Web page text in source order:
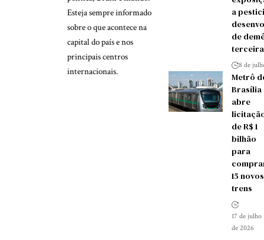
Esteja sempre informado
sobre o que acontece na
capital do país e nos
principais centros
internacionais.
a
de
8 de
Metrô
Brasília
abre
de R$ 1
bilhão
para
15 novos
trens
17 de julho
de 2026